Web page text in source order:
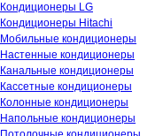
Кондиционеры LG
Кондиционеры Hitachi
Мобильные кондиционеры
Настенные кондиционеры
Канальные кондиционеры
Кассетные кондиционеры
Колонные кондиционеры
Напольные кондиционеры